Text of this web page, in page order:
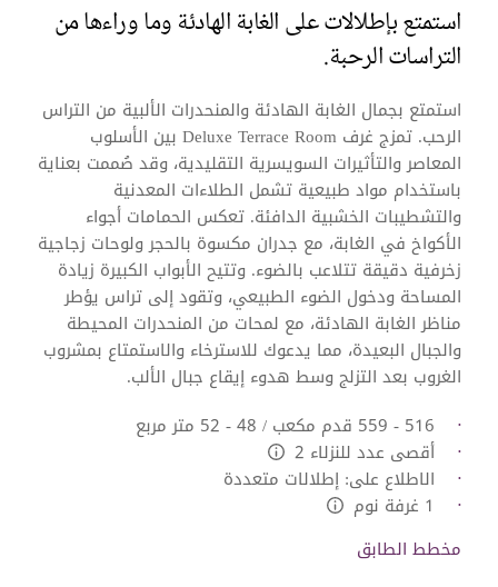
استمتع بإطلالات على الغابة الهادئة وما وراءها من
التراسات الرحبة.
استمتع بجمال الغابة الهادئة والمنحدرات الألبية من التراس
الرحب. تمزج غرف Deluxe Terrace Room بين الأسلوب
المعاصر والتأثيرات السويسرية التقليدية، وقد صُممت بعناية
باستخدام مواد طبيعية تشمل الطلاءات المعدنية
والتشطيبات الخشبية الدافئة. تعكس الحمامات أجواء
الأكواخ في الغابة، مع جدران مكسوة بالحجر ولوحات زجاجية
زخرفية دقيقة تتلاعب بالضوء. وتتيح الأبواب الكبيرة زيادة
المساحة ودخول الضوء الطبيعي، وتقود إلى تراس يؤطر
مناظر الغابة الهادئة، مع لمحات من المنحدرات المحيطة
والجبال البعيدة، مما يدعوك للاسترخاء والاستمتاع بمشروب
الغروب بعد التزلج وسط هدوء إيقاع جبال الألب.
516 - 559 قدم مكعب / 48 - 52 متر مربع
أقصى عدد للنزلاء 2
الاطلاع على: إطلالات متعددة
1 غرفة نوم
مخطط الطابق